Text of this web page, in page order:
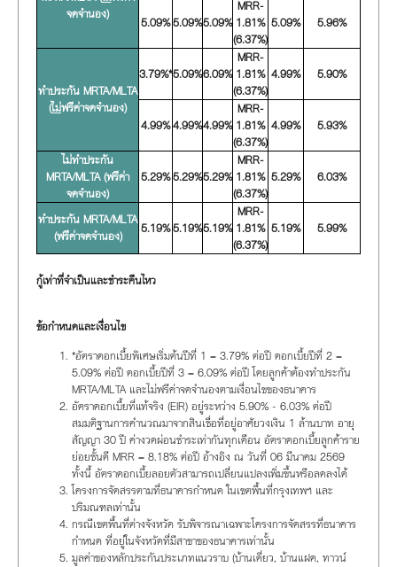
จดจำนอง)
5.09%5.09%5.09%
MRR-
1.81%
(6.37%)
5.09% 5.96%
ทำประกัน MRTA/MLTA
(ไม่ฟรีค่าจดจำนอง)
3.79%*5.09%6.09%
MRR-
1.81%
(6.37%)
4.99% 5.90%
4.99%4.99%4.99%
MRR-
1.81%
(6.37%)
4.99% 5.93%
ไม่ทำประกัน
MRTA/MLTA (ฟรีค่า
จดจำนอง)
5.29%5.29%5.29%
MRR-
1.81%
(6.37%)
5.29% 6.03%
ทำประกัน MRTA/MLTA
(ฟรีค่าจดจำนอง)
5.19%5.19%5.19%
MRR-
1.81%
(6.37%)
5.19% 5.99%
กู้เท่าที่จำเป็นและชำระคืนไหว
ข้อกำหนดและเงื่อนไข
*อัตราดอกเบี้ยพิเศษเริ่มต้นปีที่ 1 = 3.79% ต่อปี ดอกเบี้ยปีที่ 2 =
5.09% ต่อปี ดอกเบี้ยปีที่ 3 = 6.09% ต่อปี โดยลูกค้าต้องทำประกัน
MRTA/MLTA และไม่ฟรีค่าจดจำนองตามเงื่อนไขของธนาคาร
อัตราดอกเบี้ยที่แท้จริง (EIR) อยู่ระหว่าง 5.90% - 6.03% ต่อปี
สมมติฐานการคำนวณมาจากสินเชื่อที่อยู่อาศัยวงเงิน 1 ล้านบาท อายุ
สัญญา 30 ปี ค่างวดผ่อนชำระเท่ากันทุกเดือน อัตราดอกเบี้ยลูกค้าราย
ย่อยชั้นดี MRR = 8.18% ต่อปี อ้างอิง ณ วันที่ 06 มีนาคม 2569
ทั้งนี้ อัตราดอกเบี้ยลอยตัวสามารถเปลี่ยนแปลงเพิ่มขึ้นหรือลดลงได้
โครงการจัดสรรตามที่ธนาคารกำหนด ในเขตพื้นที่กรุงเทพฯ และ
ปริมณฑลเท่านั้น
กรณีเขตพื้นที่ต่างจังหวัด รับพิจารณาเฉพาะโครงการจัดสรรที่ธนาคาร
กำหนด ที่อยู่ในจังหวัดที่มีสาขาของธนาคารเท่านั้น
มูลค่าของหลักประกันประเภทแนวราบ (บ้านเดี่ยว, บ้านแฝด, ทาวน์